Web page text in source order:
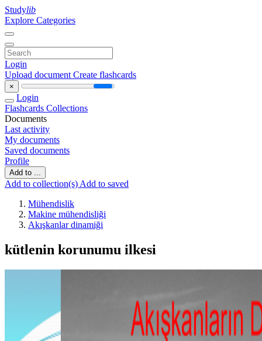
Studylib
Explore Categories
Login
Upload document Create flashcards
×
Login
Flashcards Collections
Documents
Last activity
My documents
Saved documents
Profile
Add to ...
Add to collection(s) Add to saved
Mühendislik
Makine mühendisliği
Akışkanlar dinamiği
kütlenin korunumu ilkesi